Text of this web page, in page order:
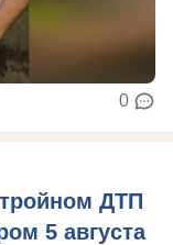
0
ДТП
5 августа